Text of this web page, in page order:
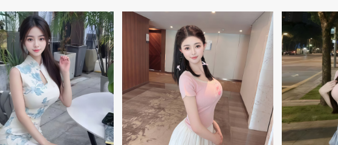
📷 📷